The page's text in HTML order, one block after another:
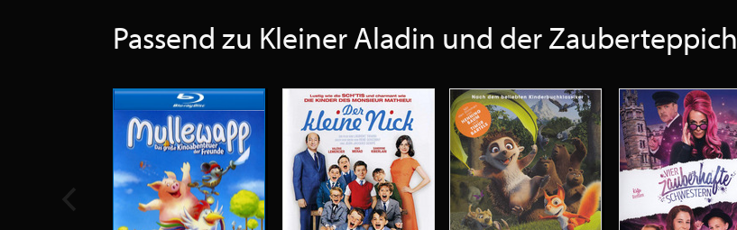
Passend zu Kleiner Aladin und der Zauberteppich